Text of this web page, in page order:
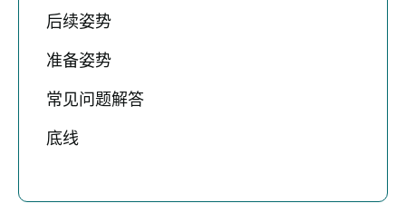
后续姿势
准备姿势
常见问题解答
底线